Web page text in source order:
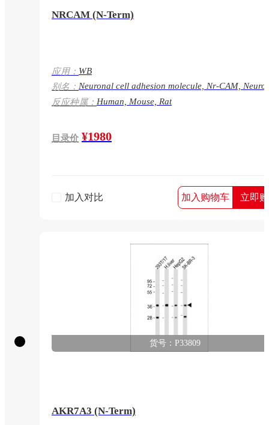
NRCAM (N-Term)
应用： WB
别名： Neuronal cell adhesion molecule, Nr-CAM,
surface protein Bravo, hBravo, NgCAM-related
adhesion molecule, Ng-CAM-related, NRCAM,
反应种属： Human, Mouse, Rat
目录价 ¥1980
加入对比 加入购物车 立即
货号：P33809
AKR7A3 (N-Term)